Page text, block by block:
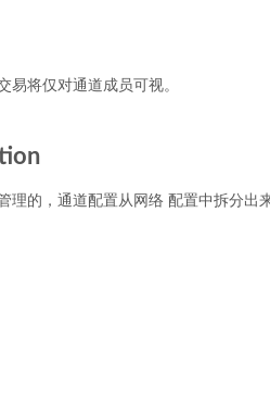
易将仅对通道成员可视。
理的，通道配置从网络 配置中拆分出